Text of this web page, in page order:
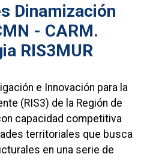
Dinamización
- CARM.
RIS3MUR
e Innovación para la
(RIS3) de la Región de
capacidad competitiva
territoriales que busca
en una serie de